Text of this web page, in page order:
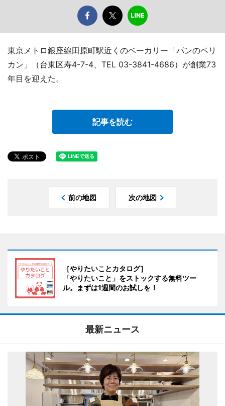
東京メトロ銀座線田原町駅近くのベーカリー「パンのペリ
カン」（台東区寿4-7-4、TEL 03-3841-4686）が創業73
年目を迎えた。
記事を読む
前の地図 次の地図
［やりたいことカタログ］
「やりたいこと」をストックする無料ツー
ル。まずは1週間のお試しを！
最新ニュース